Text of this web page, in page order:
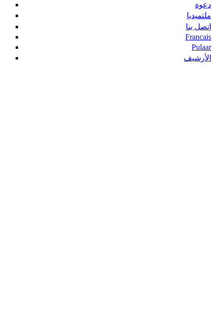
دعوة
ملتميديا
اتصل بنا
Francais
Pulaar
الأرشيف